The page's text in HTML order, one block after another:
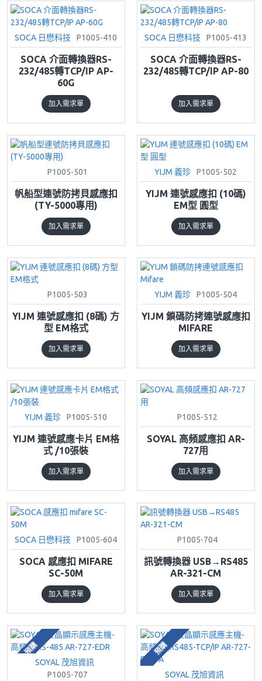
SOCA 日懋科技 P1005-410
SOCA 介面轉換器RS-
232/485轉TCP/IP AP-
60G
加入需求單
SOCA 日懋科技 P1005-413
SOCA 介面轉換器RS-
232/485轉TCP/IP AP-80
加入需求單
P1005-501
帆船型連號防拷貝感應扣
(TY-5000專用)
加入需求單
YIJM 義珍 P1005-502
YIJM 連號感應扣 (10碼)
EM型 圓型
加入需求單
P1005-503
YIJM 連號感應扣 (8碼) 方
型 EM格式
加入需求單
YIJM 義珍 P1005-504
YIJM 鎖碼防拷連號感應扣
MIFARE
加入需求單
YIJM 義珍 P1005-510
YIJM 連號感應卡片 EM格
式 /10張裝
加入需求單
P1005-512
SOYAL 高頻感應扣 AR-
727用
加入需求單
SOCA 日懋科技 P1005-604
SOCA 感應扣 MIFARE
SC-50M
加入需求單
P1005-704
訊號轉換器 USB→RS485
AR-321-CM
加入需求單
預購
SOYAL 茂旭資訊
P1005-707
預購
SOYAL 茂旭資訊